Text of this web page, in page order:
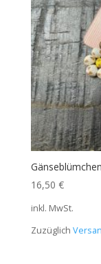
16,50 €
inkl. MwSt.
Zuzüglich